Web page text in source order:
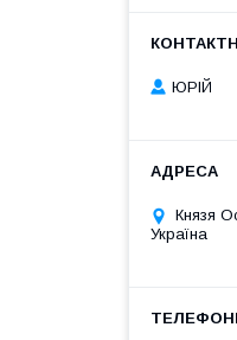
ЮРІЙ
Князя
Україна